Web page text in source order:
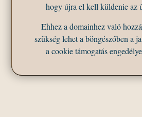
hogy újra el kell küldenie az
Ehhez a domainhez való
szükség lehet a böngészőben a
a cookie támogatás